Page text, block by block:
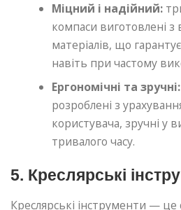
Міцний і надійний:
компаси виготовлені з
матеріалів, що
навіть при частому
Ергономічні та зручні:
розроблені з
користувача, зручні у
тривалого часу.
5. Креслярські
Креслярські інструменти — це